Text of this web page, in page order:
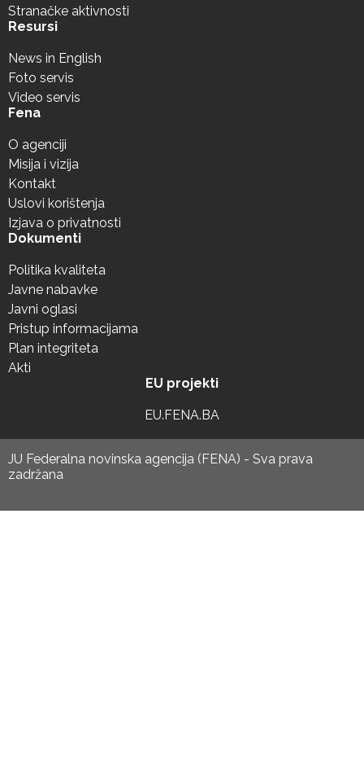
Stranačke aktivnosti
Resursi
News in English
Foto servis
Video servis
Fena
O agenciji
Misija i vizija
Kontakt
Uslovi korištenja
Izjava o privatnosti
Dokumenti
Politika kvaliteta
Javne nabavke
Javni oglasi
Pristup informacijama
Plan integriteta
Akti
EU projekti
EU.FENA.BA
JU Federalna novinska agencija (FENA) - Sva prava
zadržana